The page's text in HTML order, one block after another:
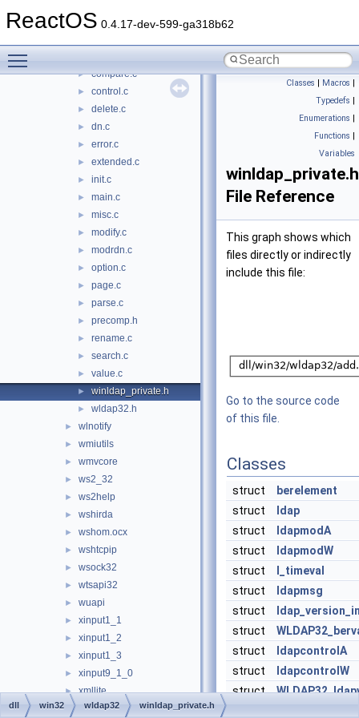
ReactOS 0.4.17-dev-599-ga318b62
► add.c
► compare.c
► control.c
► delete.c
► dn.c
► error.c
► extended.c
► init.c
► main.c
► misc.c
► modify.c
► modrdn.c
► option.c
► page.c
► parse.c
► precomp.h
► rename.c
► search.c
► value.c
► winldap_private.h
► wldap32.h
► wlnotify
► wmiutils
► wmvcore
► ws2_32
► ws2help
► wshirda
► wshom.ocx
► wshtcpip
► wsock32
► wtsapi32
► wuapi
► xinput1_1
► xinput1_2
► xinput1_3
► xinput9_1_0
► xmllite
► xolehlp
Classes | Macros |
Typedefs |
Enumerations |
Functions |
Variables
winldap_private.h
File Reference
This graph shows which
files directly or indirectly
include this file:
Go to the source code
of this file.
Classes
struct
berelement
struct
ldap
struct
ldapmodA
struct
ldapmodW
struct
l_timeval
struct
ldapmsg
struct
struct
struct
ldapcontrolA
struct
ldapcontrolW
struct
dll win32 wldap32 winldap_private.h